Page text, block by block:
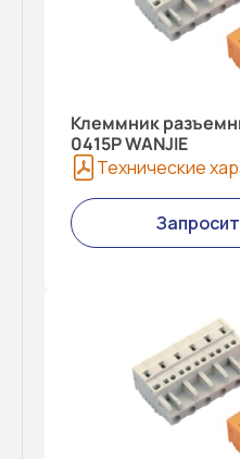
Клеммник
0415P WANJIE
Технические